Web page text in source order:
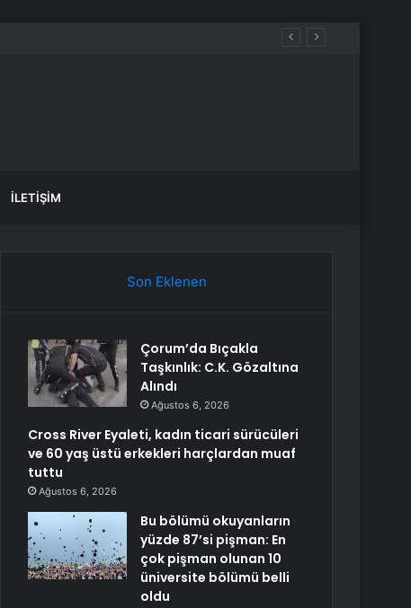
muaf tuttu
İLETIŞIM
Son Eklenen
Çorum’da Bıçakla
Taşkınlık: C.K. Gözaltına
Alındı
Ağustos 6, 2026
Cross River Eyaleti, kadın ticari sürücüleri
ve 60 yaş üstü erkekleri harçlardan muaf
tuttu
Ağustos 6, 2026
Bu bölümü okuyanların
yüzde 87’si pişman: En
çok pişman olunan 10
üniversite bölümü belli
oldu